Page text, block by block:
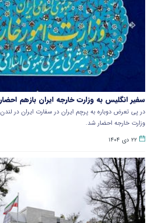
سفیر انگلیس به وزارت خارجه ایران بازهم
در پی تعرض دوباره به پرچم ایران در سفارت ایران در
وزارت خارجه احضار شد.
۲۲ دی ۱۴۰۴